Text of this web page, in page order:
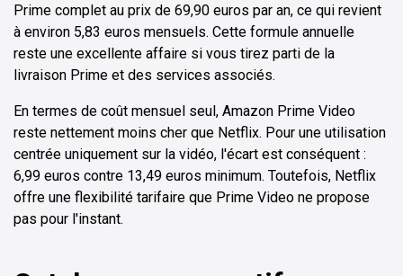
Prime complet au prix de 69,90 euros par an, ce qui revient
à environ 5,83 euros mensuels. Cette formule annuelle
reste une excellente affaire si vous tirez parti de la
livraison Prime et des services associés.
En termes de coût mensuel seul, Amazon Prime Video
reste nettement moins cher que Netflix. Pour une utilisation
centrée uniquement sur la vidéo, l'écart est conséquent :
6,99 euros contre 13,49 euros minimum. Toutefois, Netflix
offre une flexibilité tarifaire que Prime Video ne propose
pas pour l'instant.